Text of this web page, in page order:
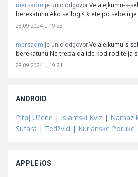
mersadm je unio odgovor Ve alejkumu-s-
berekatuhu Ako se bojiš štete po sebe
28.09.2024 u 19:23
mersadm je unio odgovor Ve alejkumu-s-
berekatuhu Ne treba da ide kod roditelja
28.09.2024 u 19:21
ANDROID
Pitaj Učene | Islamski Kviz | Namaz
Sufara | Tedžvid | Kur'anske Poruke
APPLE iOS